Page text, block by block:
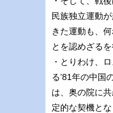
民族独立運動
きた運動も、
とを認めざるを
・とりわけ、
る’81年の中国
は、奥の院に
定的な契機と